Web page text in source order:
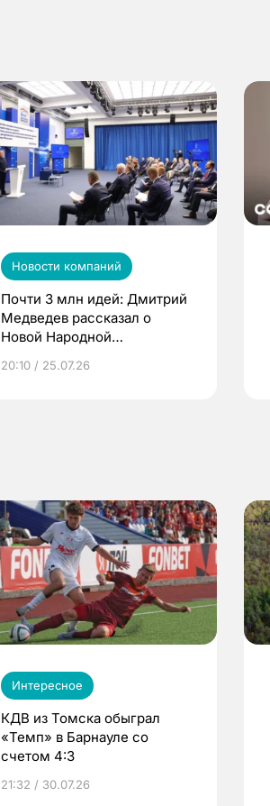
Новости компаний
Почти 3 млн идей: Дмитрий
Медведев рассказал о
Новой Народной
20:10 / 25.07.26
Интересное
КДВ из Томска обыграл
«Темп» в Барнауле со
счетом 4:3
21:32 / 30.07.26